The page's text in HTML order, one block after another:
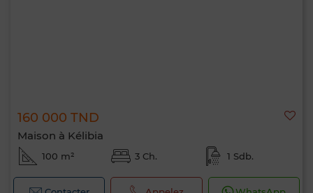
160 000 TND
Maison à Kélibia
100 m² 3 Ch. 1 Sdb.